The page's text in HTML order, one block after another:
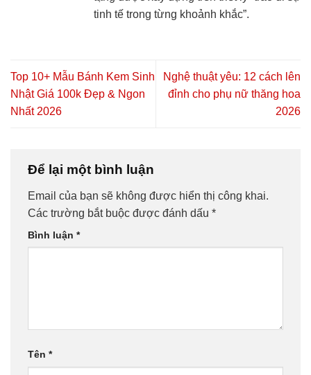
tinh tế trong từng khoảnh khắc”.
Top 10+ Mẫu Bánh Kem Sinh
Nhật Giá 100k Đẹp & Ngon
Nhất 2026
Nghệ thuật yêu: 12 cách lên
đỉnh cho phụ nữ thăng hoa
2026
Để lại một bình luận
Email của bạn sẽ không được hiển thị công khai.
Các trường bắt buộc được đánh dấu *
Bình luận *
Tên *